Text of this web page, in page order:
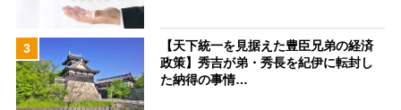
3
【天下統一を見据えた豊臣兄弟の経済
政策】秀吉が弟・秀長を紀伊に転封し
た納得の事情…